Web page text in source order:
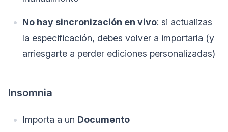
No hay sincronización en vivo: si actualizas
la especificación, debes volver a importarla (y
arriesgarte a perder ediciones personalizadas)
Insomnia
Importa a un Documento